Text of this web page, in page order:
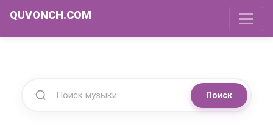
QUVONCH.COM
Поиск